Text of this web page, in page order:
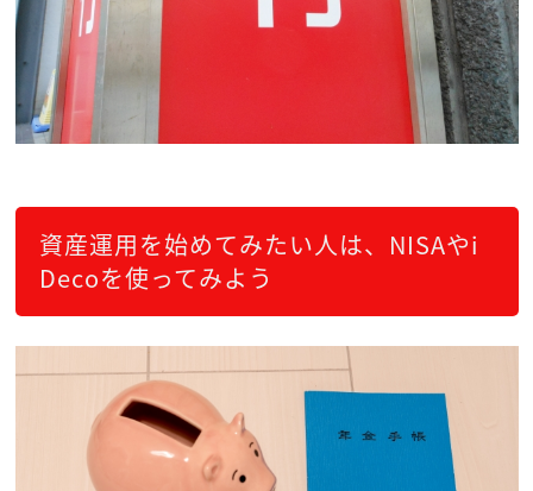
資産運用を始めてみたい人は、NISAやi
Decoを使ってみよう